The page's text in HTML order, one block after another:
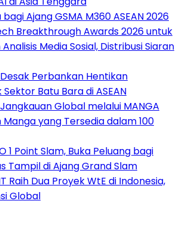
Ajang GSMA M360 ASEAN 2026
Breakthrough Awards 2026 untuk
Media Sosial, Distribusi Siaran
Perbankan Hentikan
Batu Bara di ASEAN
Global melalui MANGA
Manga yang Tersedia dalam 100
1 Point Slam, Buka Peluang bagi
Tampil di Ajang Grand Slam
Raih Dua Proyek WtE di Indonesia,
Global